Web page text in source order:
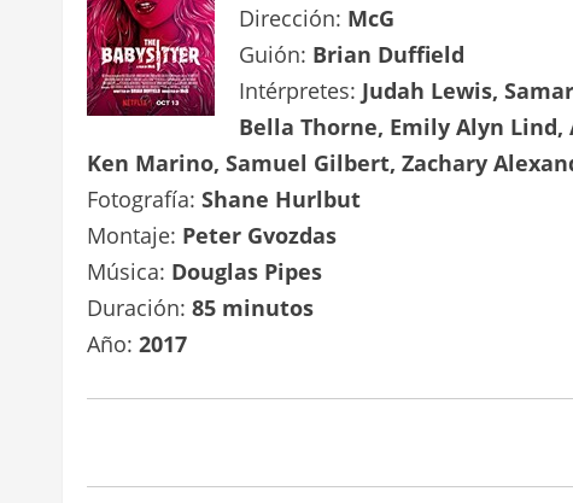
Dirección: McG
Guión: Brian Duffield
Intérpretes: Judah Lewis,
Bella Thorne, Emily Alyn
Ken Marino, Samuel Gilbert, Zachary
Fotografía: Shane Hurlbut
Montaje: Peter Gvozdas
Música: Douglas Pipes
Duración: 85 minutos
Año: 2017